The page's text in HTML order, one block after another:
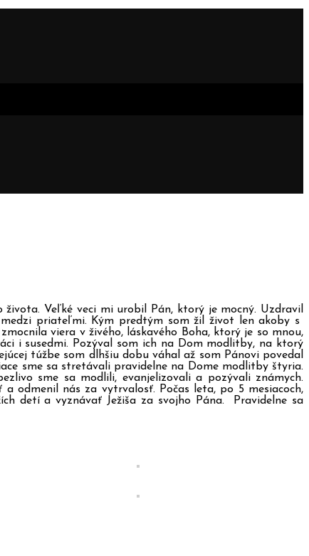
Veľké veci mi urobil Pán, ktorý je mocný. Uzdravil
priateľmi. Kým predtým som žil život len akoby s
viera v živého, láskavého Boha, ktorý je so mnou,
i susedmi. Pozýval som ich na Dom modlitby, na ktorý
túžbe som dlhšiu dobu váhal až som Pánovi povedal
sme sa stretávali pravidelne na Dome modlitby štyria.
sme sa modlili, evanjelizovali a pozývali známych.
odmenil nás za vytrvalosť. Počas leta, po 5 mesiacoch,
detí a vyznávať Ježiša za svojho Pána. Pravidelne sa